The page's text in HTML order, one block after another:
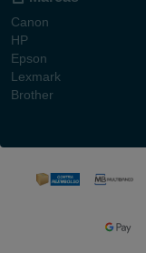
Canon
HP
Epson
Lexmark
Brother